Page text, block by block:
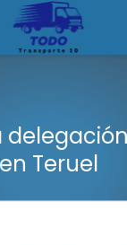
en Teruel